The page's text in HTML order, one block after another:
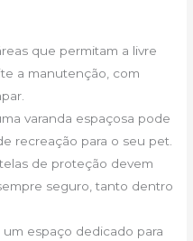
que permitam a livre
a manutenção, com
varanda espaçosa pode
recreação para o seu pet.
de proteção devem
seguro, tanto dentro
um espaço dedicado para